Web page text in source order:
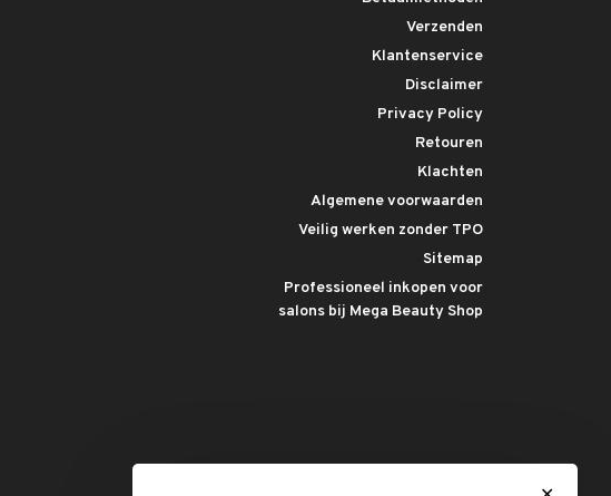
Verzenden
Klantenservice
Disclaimer
Privacy Policy
Retouren
Klachten
Algemene voorwaarden
Veilig werken zonder TPO
Sitemap
Professioneel inkopen voor
salons bij Mega Beauty Shop